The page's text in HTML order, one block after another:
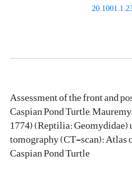
Assessment of the front and
Caspian Pond Turtle,
1774) (Reptilia:
tomography (CT-scan): Atlas
Caspian Pond Turtle